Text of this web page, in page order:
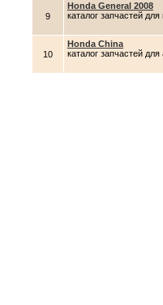
9
Honda General 2008
каталог запчастей
10
Honda China
каталог запчастей